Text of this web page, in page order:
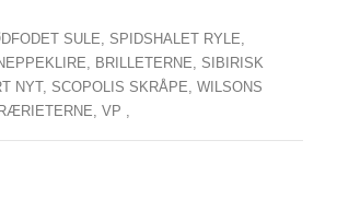
SULE, SPIDSHALET RYLE,
BRILLETERNE, SIBIRISK
NYT, SCOPOLIS SKRÅPE, WILSONS
VP ,